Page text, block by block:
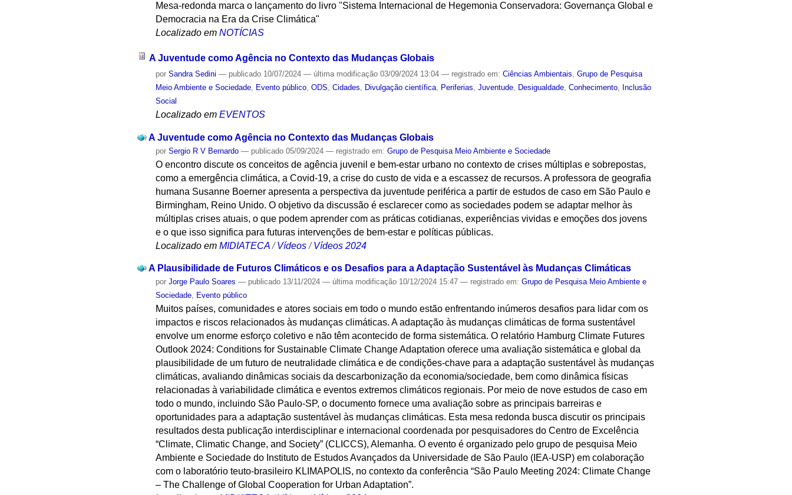
Mesa-redonda marca o lançamento do livro "Sistema Internacional de Hegemonia Conservadora: Governança Global e
Democracia na Era da Crise Climática"
Localizado em NOTÍCIAS
A Juventude como Agência no Contexto das Mudanças Globais
porSandra Sedini — publicado 10/07/2024— última modificação 03/09/2024 13:04— registrado em:Ciências Ambientais ,Grupo de Pesquisa
Meio Ambiente e Sociedade
Evento público ,ODS ,Cidades Divulgação científica Periferias ,Juventude Desigualdade ,Conhecimento
Inclusão
Social
Localizado em EVENTOS
A Juventude como Agência no Contexto das Mudanças Globais
porSergio R V Bernardo — publicado 05/09/2024— registrado em:Grupo de Pesquisa Meio Ambiente e Sociedade
O encontro discute os conceitos de agência juvenil e bem-estar urbano no contexto de crises múltiplas e sobrepostas,
como a emergência climática, a Covid-19, a crise do custo de vida e a escassez de recursos. A professora de geografia
humana Susanne Boerner apresenta a perspectiva da juventude periférica a partir de estudos de caso em São Paulo e
Birmingham, Reino Unido. O objetivo da discussão é esclarecer como as sociedades podem se adaptar melhor às
múltiplas crises atuais, o que podem aprender com as práticas cotidianas, experiências vividas e emoções dos jovens
e o que isso significa para futuras intervenções de bem-estar e políticas públicas.
Localizado em MIDIATECA /Vídeos /Vídeos 2024
A Plausibilidade de Futuros Climáticos e os Desafios para a Adaptação Sustentável às Mudanças Climáticas
porJorge Paulo Soares — publicado 13/11/2024— última modificação 10/12/2024 15:47— registrado em:Grupo de Pesquisa Meio Ambiente e
Sociedade, Evento público
Muitos países, comunidades e atores sociais em todo o mundo estão enfrentando inúmeros desafios para lidar com os
impactos e riscos relacionados às mudanças climáticas. A adaptação às mudanças climáticas de forma sustentável
envolve um enorme esforço coletivo e não têm acontecido de forma sistemática. O relatório Hamburg Climate Futures
Outlook 2024: Conditions for Sustainable Climate Change Adaptation oferece uma avaliação sistemática e global da
plausibilidade de um futuro de neutralidade climática e de condições-chave para a adaptação sustentável às mudanças
climáticas, avaliando dinâmicas sociais da descarbonização da economia/sociedade, bem como dinâmica físicas
relacionadas à variabilidade climática e eventos extremos climáticos regionais. Por meio de nove estudos de caso em
todo o mundo, incluindo São Paulo-SP, o documento fornece uma avaliação sobre as principais barreiras e
oportunidades para a adaptação sustentável às mudanças climáticas. Esta mesa redonda busca discutir os principais
resultados desta publicação interdisciplinar e internacional coordenada por pesquisadores do Centro de Excelência
“Climate, Climatic Change, and Society” (CLICCS), Alemanha. O evento é organizado pelo grupo de pesquisa Meio
Ambiente e Sociedade do Instituto de Estudos Avançados da Universidade de São Paulo (IEA-USP) em colaboração
com o laboratório teuto-brasileiro KLIMAPOLIS, no contexto da conferência “São Paulo Meeting 2024: Climate Change
– The Challenge of Global Cooperation for Urban Adaptation”.